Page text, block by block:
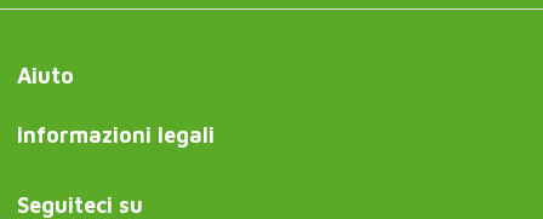
Aiuto
Informazioni legali
Seguiteci su